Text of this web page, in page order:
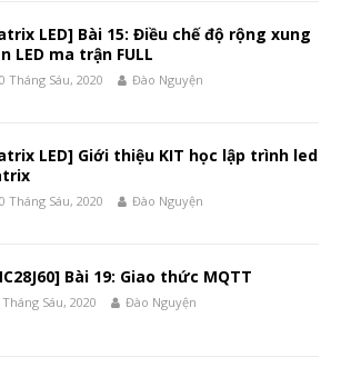
LED] Bài 15: Điều chế độ rộng xung
LED ma trận FULL
Tháng Sáu, 2020 Đào Nguyện
LED] Giới thiệu KIT học lập trình led
Tháng Sáu, 2020 Đào Nguyện
Bài 19: Giao thức MQTT
Tháng Sáu, 2020 Đào Nguyện